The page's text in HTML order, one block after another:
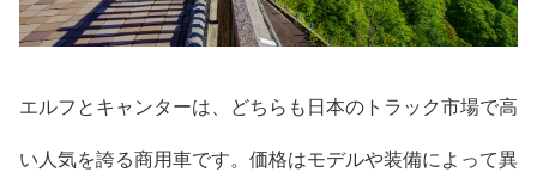
エルフとキャンターは、どちらも日本のトラック市場で高
い人気を誇る商用車です。価格はモデルや装備によって異